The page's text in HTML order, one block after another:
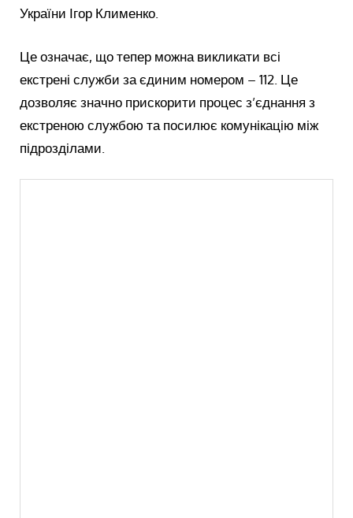
України Ігор Клименко.
Це означає, що тепер можна викликати всі
екстрені служби за єдиним номером – 112. Це
дозволяє значно прискорити процес з’єднання з
екстреною службою та посилює комунікацію між
підрозділами.